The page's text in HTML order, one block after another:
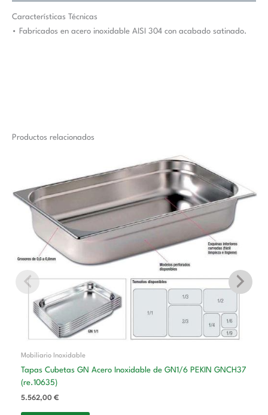
Características Técnicas
• Fabricados en acero inoxidable AISI 304 con acabado satinado.
Productos relacionados
Mobiliario Inoxidable
Tapas Cubetas GN Acero Inoxidable de GN1/6 PEKIN GNCH37
(re.10635)
5.562,00 €